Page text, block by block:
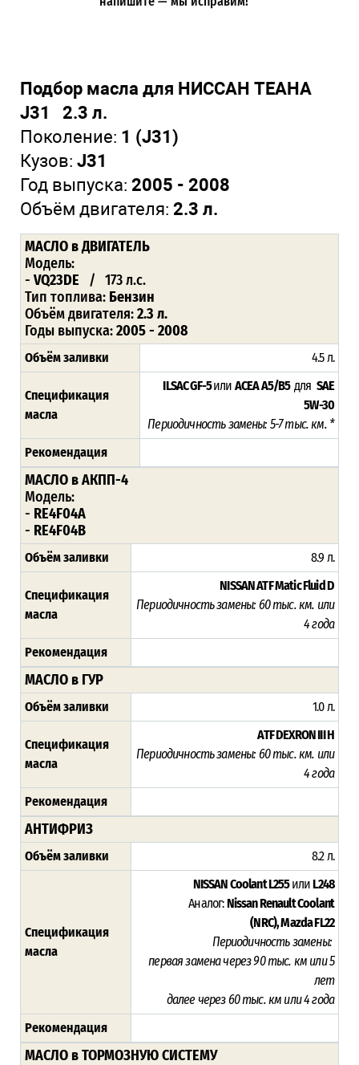
Подбор масла для НИССАН ТЕАНА
J31 2.3 л.
Поколение: 1 (J31)
Кузов: J31
Год выпуска: 2005 - 2008
Объём двигателя: 2.3 л.
МАСЛО в ДВИГАТЕЛЬ
Модель:
- VQ23DE / 173 л.с.
Тип топлива: Бензин
Объём двигателя:2.3 л.
Годы выпуска:2005 - 2008
Объём заливки 4.5 л.
Спецификация
масла
ILSAC GF-5или ACEA A5/B5 для SAE
5W-30
Периодичность замены: 5-7 тыс. км. *
Рекомендация
МАСЛО в АКПП-4
Модель:
- RE4F04A
- RE4F04B
Объём заливки 8.9 л.
Спецификация
масла
NISSAN ATF Matic Fluid D
Периодичность замены: 60 тыс. км. или
4 года
Рекомендация
МАСЛО в ГУР
Объём заливки 1.0 л.
Спецификация
масла
ATF DEXRON III H
Периодичность замены: 60 тыс. км. или
4 года
Рекомендация
АНТИФРИЗ
Объём заливки 8.2 л.
Спецификация
масла
NISSAN Coolant L255илиL248
Аналог:Nissan Renault Coolant
(NRC),Mazda FL22
Периодичность замены:
первая замена через 90 тыс. км или 5
лет
далее через 60 тыс. км или 4 года
Рекомендация
МАСЛО в ТОРМОЗНУЮ СИСТЕМУ